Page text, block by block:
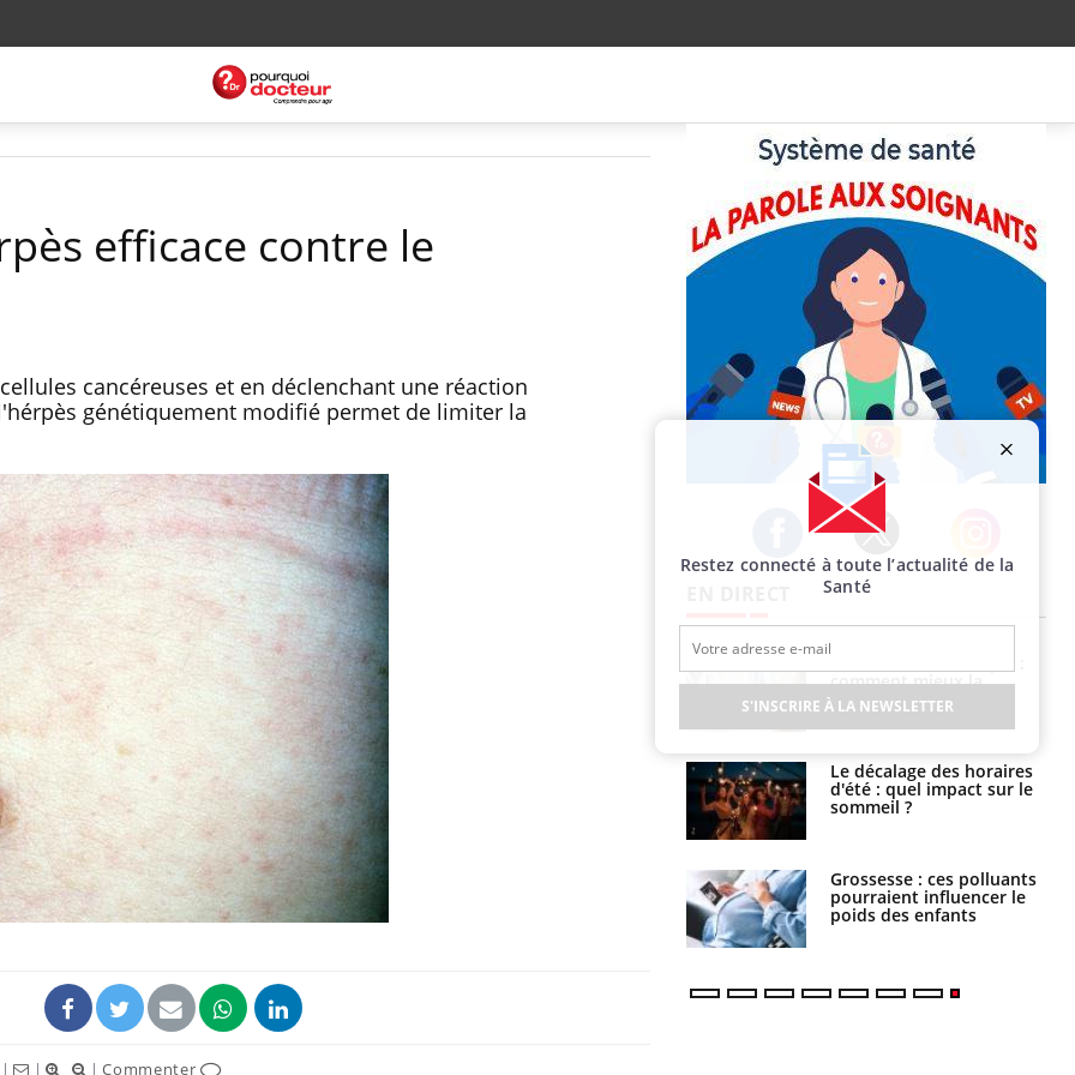
efficace contre le
cancéreuses et en déclenchant une réaction
génétiquement modifié permet de limiter la
| | |Commenter
Facebook Twitter Instagram
Allergies alimentaires :
une nouvelle arme contre
les réactions sévères
Comment gérer le
sommeil des enfants en
vacances ?
Bilan prévention : ce que
les kinés pourront
bientôt faire
comment mieux la
prévenir
Le décalage des horaires
d'été : quel impact sur le
sommeil ?
Grossesse : ces polluants
pourraient influencer le
poids des enfants
Restez connecté à toute l’actualité de la
Santé
S'INSCRIRE À LA NEWSLETTER